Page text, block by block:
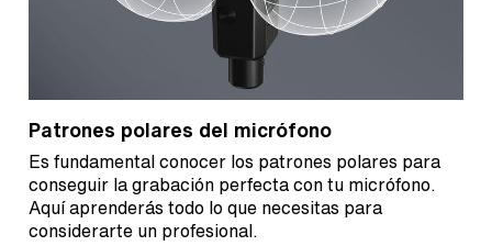
Patrones polares del micrófono
Es fundamental conocer los patrones polares para
conseguir la grabación perfecta con tu micrófono.
Aquí aprenderás todo lo que necesitas para
considerarte un profesional.